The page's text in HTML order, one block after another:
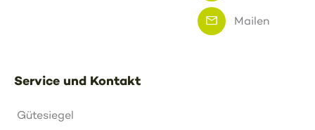
Service und Kontakt
Gütesiegel
Mailen